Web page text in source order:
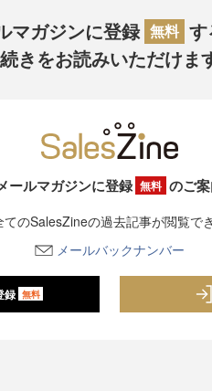
マガジンに登録 無料 す
続きをお読みいただけま
ールマガジンに登録 無料 のご
てのSalesZineの過去記事が閲覧で
メールバックナンバー
録 無料